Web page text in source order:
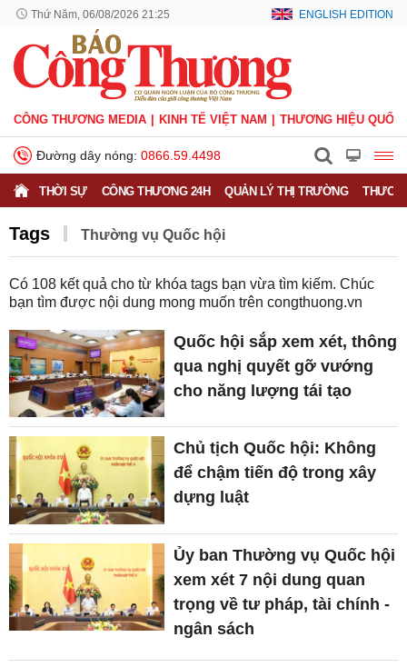
Thứ Năm, 06/08/2026 21:25 ENGLISH EDITION
CÔNG THƯƠNG MEDIA KINH TẾ VIỆT NAM THƯƠNG HIỆU QUỐC
Đường dây nóng: 0866.59.4498
THỜI SỰ CÔNG THƯƠNG 24H QUẢN LÝ THỊ TRƯỜNG
Tags Thường vụ Quốc hội
Có 108 kết quả cho từ khóa tags bạn vừa tìm kiếm. Chúc
bạn tìm được nội dung mong muốn trên congthuong.vn
Quốc hội sắp xem xét, thông
qua nghị quyết gỡ vướng
cho năng lượng tái tạo
Chủ tịch Quốc hội: Không
để chậm tiến độ trong xây
dựng luật
Ủy ban Thường vụ Quốc hội
xem xét 7 nội dung quan
trọng về tư pháp, tài chính -
ngân sách